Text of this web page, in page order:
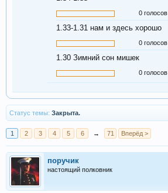
0 голосов
1.33-1.31 нам и здесь хорошо
0 голосов
1.30 Зимний сон мишек
0 голосов
Статус темы: Закрыта.
1 2 3 4 5 6 → 71 Вперёд >
поручик
настоящий полковник